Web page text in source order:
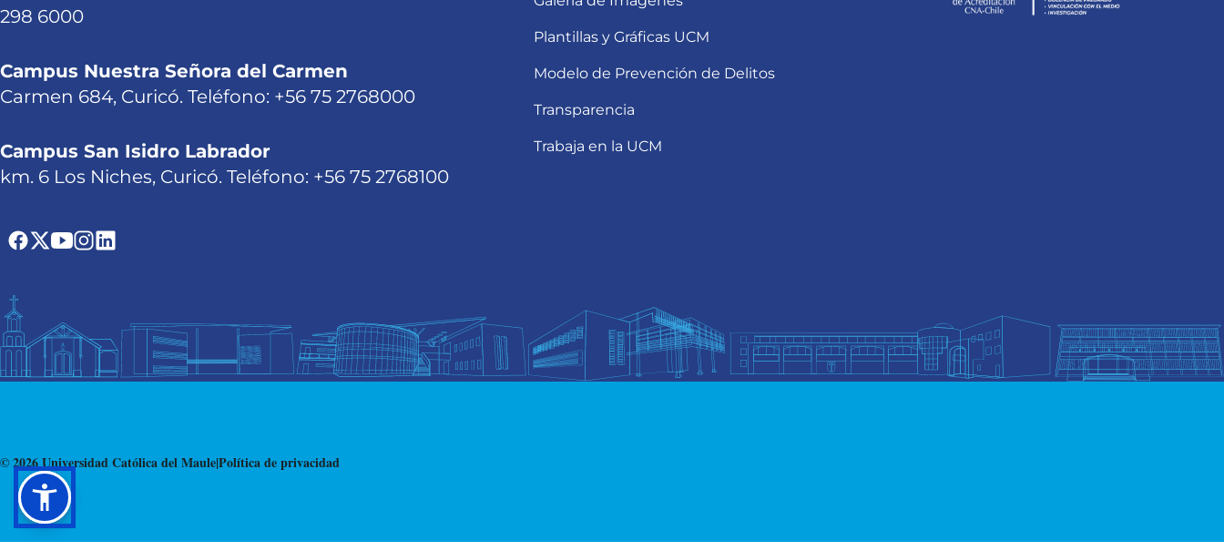
298 6000
Campus Nuestra Señora del Carmen
Carmen 684, Curicó. Teléfono: +56 75 2768000
Campus San Isidro Labrador
km. 6 Los Niches, Curicó. Teléfono: +56 75 2768100
Plantillas y Gráficas UCM
Modelo de Prevención de Delitos
Transparencia
Trabaja en la UCM
© 2026 Universidad Católica del Maule|Política de privacidad